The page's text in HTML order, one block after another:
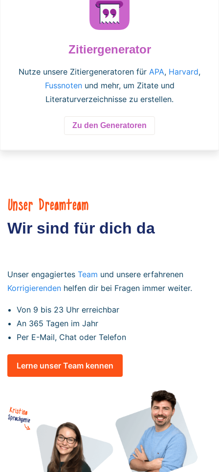
Zitiergenerator
Nutze unsere Zitiergeneratoren für APA, Harvard,
Fussnotenund mehr, um Zitate und
Literaturverzeichnisse zu erstellen.
Zu den Generatoren
Unser Dreamteam
Wir sind für dich da
Unser engagiertes Team und unsere erfahrenen
Korrigierenden helfen dir bei Fragen immer weiter.
Von 9 bis 23 Uhr erreichbar
An 365 Tagen im Jahr
Per E-Mail, Chat oder Telefon
Lerne unser Team kennen